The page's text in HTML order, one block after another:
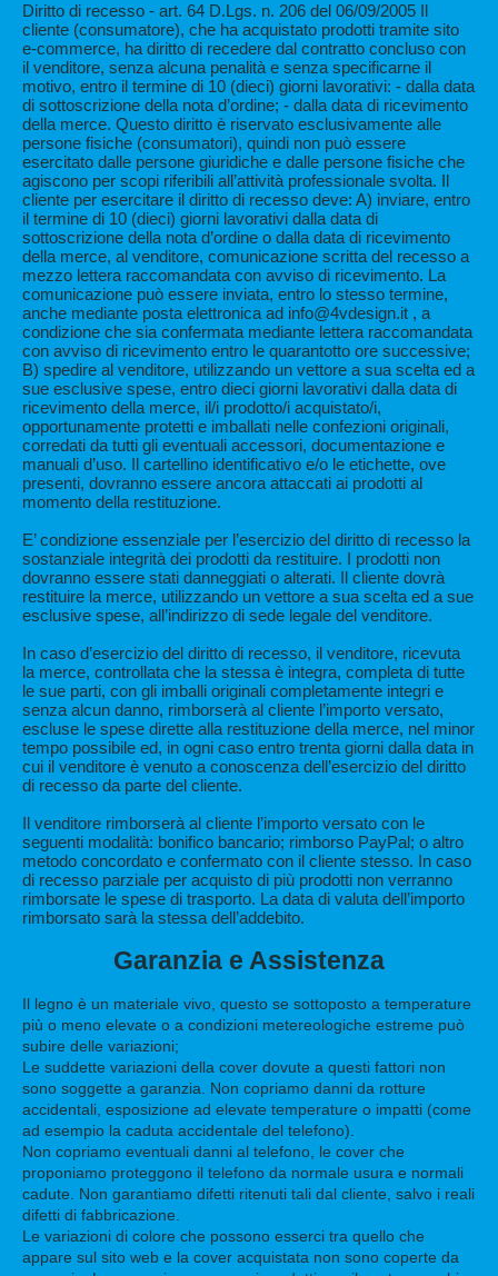
Diritto di recesso - art. 64 D.Lgs. n. 206 del 06/09/2005 Il
cliente (consumatore), che ha acquistato prodotti tramite sito
e-commerce, ha diritto di recedere dal contratto concluso con
il venditore, senza alcuna penalità e senza specificarne il
motivo, entro il termine di 10 (dieci) giorni lavorativi: - dalla data
di sottoscrizione della nota d’ordine; - dalla data di ricevimento
della merce. Questo diritto è riservato esclusivamente alle
persone fisiche (consumatori), quindi non può essere
esercitato dalle persone giuridiche e dalle persone fisiche che
agiscono per scopi riferibili all’attività professionale svolta. Il
cliente per esercitare il diritto di recesso deve: A) inviare, entro
il termine di 10 (dieci) giorni lavorativi dalla data di
sottoscrizione della nota d’ordine o dalla data di ricevimento
della merce, al venditore, comunicazione scritta del recesso a
mezzo lettera raccomandata con avviso di ricevimento. La
comunicazione può essere inviata, entro lo stesso termine,
anche mediante posta elettronica ad info@4vdesign.it , a
condizione che sia confermata mediante lettera raccomandata
con avviso di ricevimento entro le quarantotto ore successive;
B) spedire al venditore, utilizzando un vettore a sua scelta ed a
sue esclusive spese, entro dieci giorni lavorativi dalla data di
ricevimento della merce, il/i prodotto/i acquistato/i,
opportunamente protetti e imballati nelle confezioni originali,
corredati da tutti gli eventuali accessori, documentazione e
manuali d’uso. Il cartellino identificativo e/o le etichette, ove
presenti, dovranno essere ancora attaccati ai prodotti al
momento della restituzione.
E’ condizione essenziale per l’esercizio del diritto di recesso la
sostanziale integrità dei prodotti da restituire. I prodotti non
dovranno essere stati danneggiati o alterati. Il cliente dovrà
restituire la merce, utilizzando un vettore a sua scelta ed a sue
esclusive spese, all’indirizzo di sede legale del venditore.
In caso d’esercizio del diritto di recesso, il venditore, ricevuta
la merce, controllata che la stessa è integra, completa di tutte
le sue parti, con gli imballi originali completamente integri e
senza alcun danno, rimborserà al cliente l’importo versato,
escluse le spese dirette alla restituzione della merce, nel minor
tempo possibile ed, in ogni caso entro trenta giorni dalla data in
cui il venditore è venuto a conoscenza dell’esercizio del diritto
di recesso da parte del cliente.
Il venditore rimborserà al cliente l’importo versato con le
seguenti modalità: bonifico bancario; rimborso PayPal; o altro
metodo concordato e confermato con il cliente stesso. In caso
di recesso parziale per acquisto di più prodotti non verranno
rimborsate le spese di trasporto. La data di valuta dell’importo
rimborsato sarà la stessa dell’addebito.
Garanzia e Assistenza
Il legno è un materiale vivo, questo se sottoposto a temperature
più o meno elevate o a condizioni metereologiche estreme può
subire delle variazioni;
Le suddette variazioni della cover dovute a questi fattori non
sono soggette a garanzia. Non copriamo danni da rotture
accidentali, esposizione ad elevate temperature o impatti (come
ad esempio la caduta accidentale del telefono).
Non copriamo eventuali danni al telefono, le cover che
proponiamo proteggono il telefono da normale usura e normali
cadute. Non garantiamo difetti ritenuti tali dal cliente, salvo i reali
difetti di fabbricazione.
Le variazioni di colore che possono esserci tra quello che
appare sul sito web e la cover acquistata non sono coperte da